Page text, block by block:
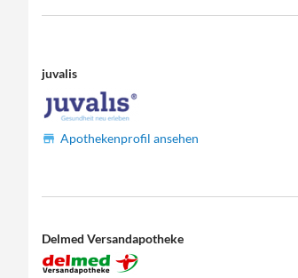
juvalis
Apothekenprofil ansehen
Delmed Versandapotheke